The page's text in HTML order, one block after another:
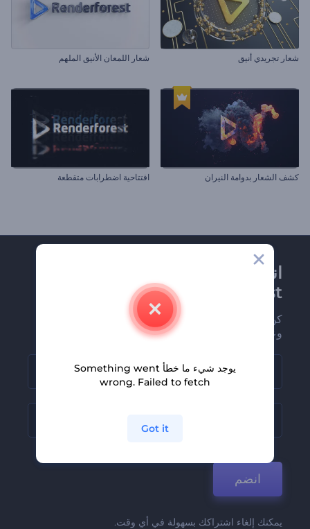
شعار تجريدي أنيق شعار اللمعان الأنيق الملهم
كشف الشعار بدوامة النيران افتتاحية اضطرابات متقطعة
انضم إلى نشرة
Renderforest الإخبارية
كن من بين أوائل من يستلمون أحدث أخبارنا
وعروضنا
انضم
يمكنك إلغاء اشتراكك بسهولة في أي وقت.
يوجد شيء ما خطأ Something went
wrong. Failed to fetch
Got it